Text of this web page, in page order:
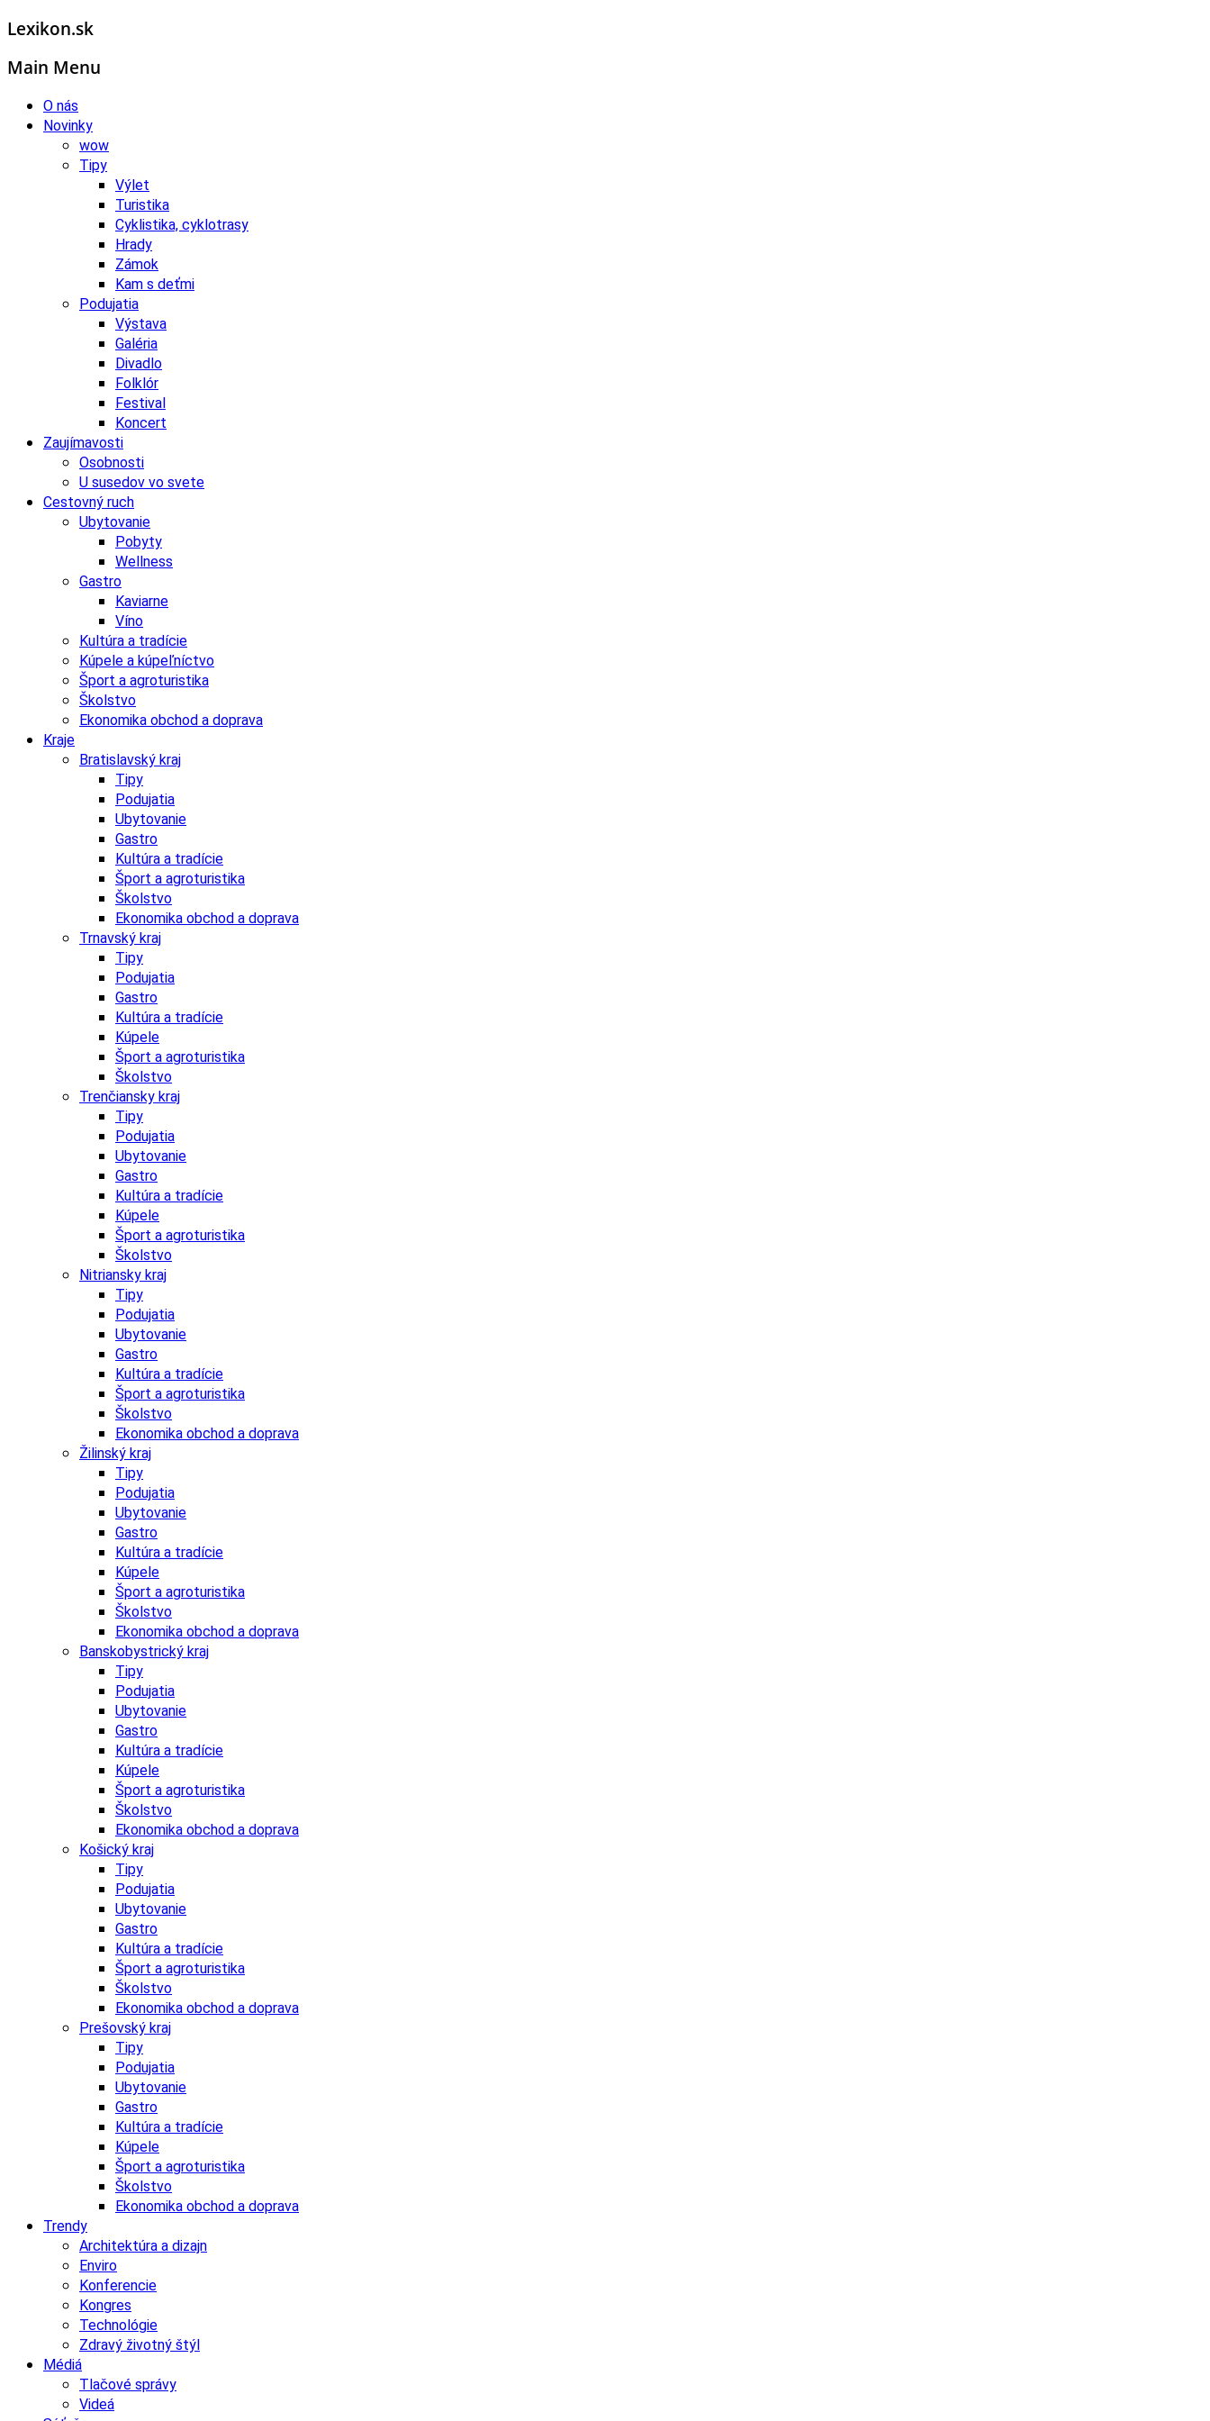
Lexikon.sk
Main Menu
O nás
Novinky
wow
Tipy
Výlet
Turistika
Cyklistika, cyklotrasy
Hrady
Zámok
Kam s deťmi
Podujatia
Výstava
Galéria
Divadlo
Folklór
Festival
Koncert
Zaujímavosti
Osobnosti
U susedov vo svete
Cestovný ruch
Ubytovanie
Pobyty
Wellness
Gastro
Kaviarne
Víno
Kultúra a tradície
Kúpele a kúpeľníctvo
Šport a agroturistika
Školstvo
Ekonomika obchod a doprava
Kraje
Bratislavský kraj
Tipy
Podujatia
Ubytovanie
Gastro
Kultúra a tradície
Šport a agroturistika
Školstvo
Ekonomika obchod a doprava
Trnavský kraj
Tipy
Podujatia
Gastro
Kultúra a tradície
Kúpele
Šport a agroturistika
Školstvo
Trenčiansky kraj
Tipy
Podujatia
Ubytovanie
Gastro
Kultúra a tradície
Kúpele
Šport a agroturistika
Školstvo
Nitriansky kraj
Tipy
Podujatia
Ubytovanie
Gastro
Kultúra a tradície
Šport a agroturistika
Školstvo
Ekonomika obchod a doprava
Žilinský kraj
Tipy
Podujatia
Ubytovanie
Gastro
Kultúra a tradície
Kúpele
Šport a agroturistika
Školstvo
Ekonomika obchod a doprava
Banskobystrický kraj
Tipy
Podujatia
Ubytovanie
Gastro
Kultúra a tradície
Kúpele
Šport a agroturistika
Školstvo
Ekonomika obchod a doprava
Košický kraj
Tipy
Podujatia
Ubytovanie
Gastro
Kultúra a tradície
Šport a agroturistika
Školstvo
Ekonomika obchod a doprava
Prešovský kraj
Tipy
Podujatia
Ubytovanie
Gastro
Kultúra a tradície
Kúpele
Šport a agroturistika
Školstvo
Ekonomika obchod a doprava
Trendy
Architektúra a dizajn
Enviro
Konferencie
Kongres
Technológie
Zdravý životný štýl
Médiá
Tlačové správy
Videá